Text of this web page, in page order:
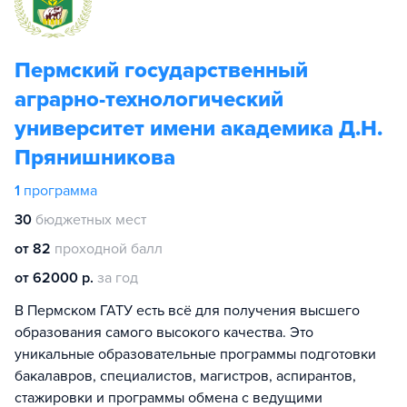
Пермский государственный
аграрно-технологический
университет имени академика Д.Н.
Прянишникова
1 программа
30 бюджетных мест
от 82 проходной балл
от 62000 р. за год
В Пермском ГАТУ есть всё для получения высшего
образования самого высокого качества. Это
уникальные образовательные программы подготовки
бакалавров, специалистов, магистров, аспирантов,
стажировки и программы обмена с ведущими